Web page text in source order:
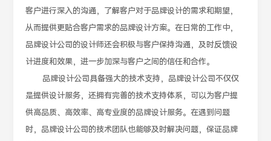
客户进行深入的沟通，了解客户对于品牌设计的需求和期望，
从而提供更贴合客户需求的品牌设计方案。在日常的工作中，
品牌设计公司的设计师还会积极与客户保持沟通，及时反馈设
计进度和效果，进一步加深与客户之间的信任和合作。
品牌设计公司具备强大的技术支持，品牌设计公司不仅仅
是提供设计服务，还拥有完善的技术支持体系，可以为客户提
供高品质、高效率、高专业度的品牌设计服务。在遇到问题
时，品牌设计公司的技术团队也能够及时解决问题，保证品牌